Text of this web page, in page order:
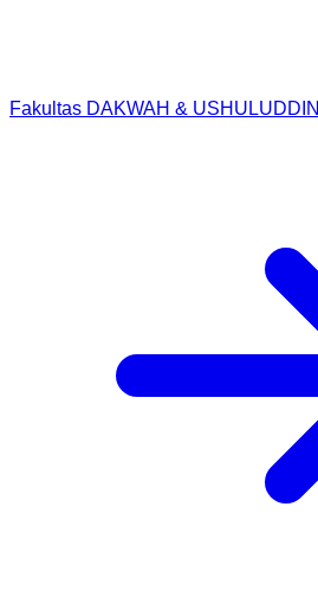
Fakultas DAKWAH & USHULUDDIN